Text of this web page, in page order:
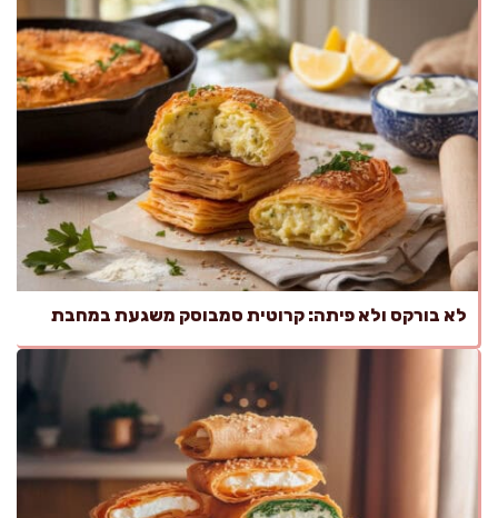
לא בורקס ולא פיתה: קרוטית סמבוסק משגעת במחבת